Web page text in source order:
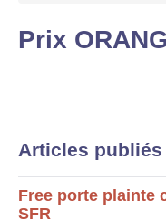
Prix
Articles
Free porte plainte
SFR